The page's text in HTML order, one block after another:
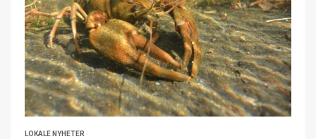
LOKALE NYHETER